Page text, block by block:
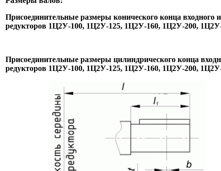
Присоединительные размеры конического конца входного
редукторов 1Ц2У-100, 1Ц2У-125, 1Ц2У-160, 1Ц2У-200,
Присоединительные размеры цилиндрического конца
редукторов 1Ц2У-100, 1Ц2У-125, 1Ц2У-160, 1Ц2У-200,